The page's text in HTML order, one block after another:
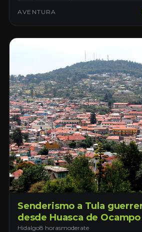
AVENTURA
Senderismo a Tula
desde Huasca de Ocampo
Hidalgo8 horasmoderate